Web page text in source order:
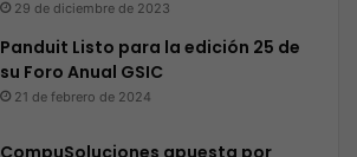
29 de diciembre de 2023
Panduit Listo para la edición 25 de
su Foro Anual GSIC
21 de febrero de 2024
CompuSoluciones apuesta por